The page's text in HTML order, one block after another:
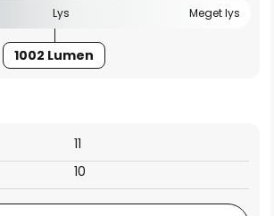
Lys Meget lys
1002 Lumen
10
11